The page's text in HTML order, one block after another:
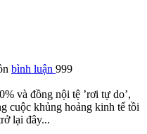
bình luận 999
và đồng nội tệ ’rơi tự do’,
cuộc khủng hoảng kinh tế tồi
lại đây...